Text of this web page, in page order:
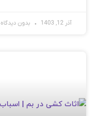
آذر 12, 1403 بدون دیدگاه